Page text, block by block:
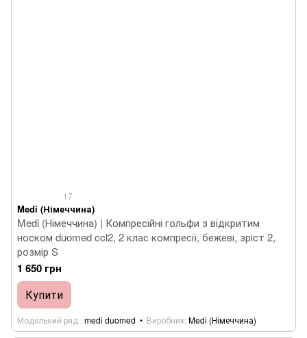
17
Medi (Німеччина)
Medi (Німеччина) | Компресійні гольфи з відкритим
носком duomed ccl2, 2 клас компресії, бежеві, зріст 2,
розмір S
1 650 грн
Купити
Модельний ряд medi duomed Виробник Medi (Німеччина)